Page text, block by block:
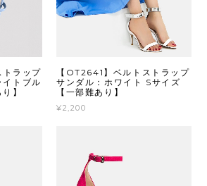
トラップ
トブル
】
【OT2641】ベルトストラップ
サンダル：ホワイト Sサイズ
【一部難あり】
¥2,200